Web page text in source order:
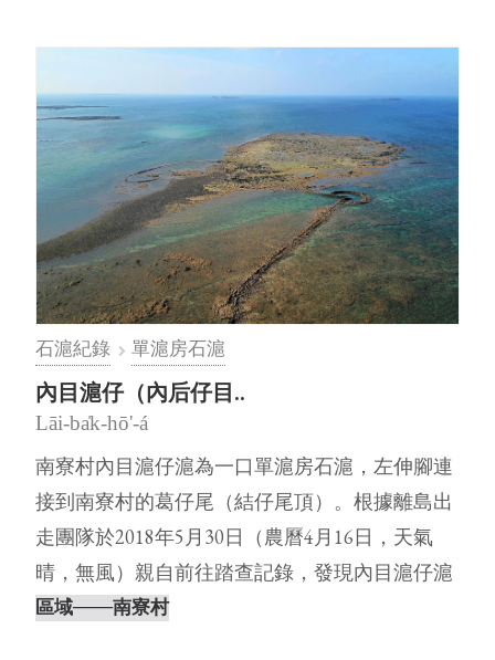
石滬紀錄 單滬房石滬
內目滬仔（內后仔目..
Lāi-ba̍k-hō'-á
南寮村內目滬仔滬為一口單滬房石滬，左伸腳連
接到南寮村的葛仔尾（結仔尾頂）。根據離島出
走團隊於2018年5月30日（農曆4月16日，天氣
晴，無風）親自前往踏查記錄，發現內目滬仔滬
除了滬門結構完整，雖其他⋯
區域───南寮村